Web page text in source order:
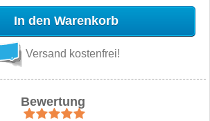
In den Warenkorb
Versand kostenfrei!
Bewertung